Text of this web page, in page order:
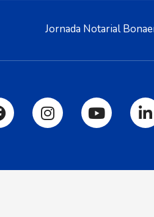
Jornada Notarial